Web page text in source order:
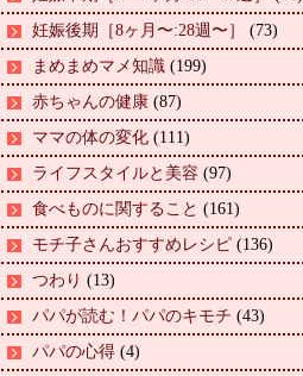
妊娠後期［8ヶ月〜:28週〜］
(73)
まめまめマメ知識 (199)
赤ちゃんの健康 (87)
ママの体の変化 (111)
ライフスタイルと美容 (97)
食べものに関すること (161)
モチ子さんおすすめレシピ (136)
つわり (13)
パパが読む！パパのキモチ (43)
パパの心得 (4)